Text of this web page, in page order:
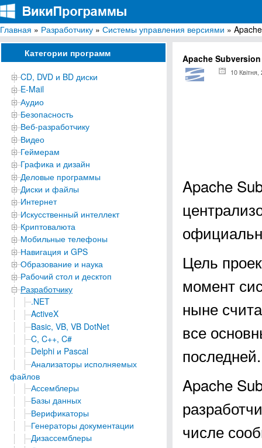
ВикиПрограммы
Энциклопедия бесплатных компьютерных программ для Windows
Главная » Разработчику » Системы управления версиями »
Категории программ
CD, DVD и BD диски
E-Mail
Аудио
Безопасность
Веб-разработчику
Видео
Геймерам
Графика и дизайн
Деловые программы
Диски и файлы
Интернет
Искусственный интеллект
Криптовалюта
Мобильные телефоны
Навигация и GPS
Образование и наука
Рабочий стол и десктоп
Разработчику
.NET
ActiveX
Basic, VB, VB DotNet
C, C++, C#
Delphi и Pascal
Анализаторы исполняемых
файлов
Ассемблеры
Базы данных
Верификаторы
Генераторы документации
Дизассемблеры
Apache Subversion
10 Квітня,
Apache
Цель
момент
ныне
все
последней.
Apache
числе